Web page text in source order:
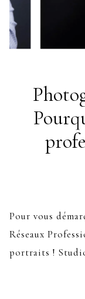
Pour vous
Réseaux
portraits !